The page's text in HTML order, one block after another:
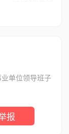
单位领导班子
报